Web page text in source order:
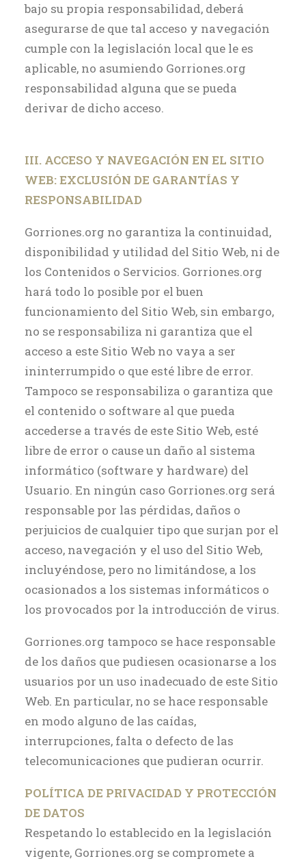
bajo su propia responsabilidad, deberá
asegurarse de que tal acceso y navegación
cumple con la legislación local que le es
aplicable, no asumiendo Gorriones.org
responsabilidad alguna que se pueda
derivar de dicho acceso.
III. ACCESO Y NAVEGACIÓN EN EL SITIO
WEB: EXCLUSIÓN DE GARANTÍAS Y
RESPONSABILIDAD
Gorriones.org no garantiza la continuidad,
disponibilidad y utilidad del Sitio Web, ni de
los Contenidos o Servicios. Gorriones.org
hará todo lo posible por el buen
funcionamiento del Sitio Web, sin embargo,
no se responsabiliza ni garantiza que el
acceso a este Sitio Web no vaya a ser
ininterrumpido o que esté libre de error.
Tampoco se responsabiliza o garantiza que
el contenido o software al que pueda
accederse a través de este Sitio Web, esté
libre de error o cause un daño al sistema
informático (software y hardware) del
Usuario. En ningún caso Gorriones.org será
responsable por las pérdidas, daños o
perjuicios de cualquier tipo que surjan por el
acceso, navegación y el uso del Sitio Web,
incluyéndose, pero no limitándose, a los
ocasionados a los sistemas informáticos o
los provocados por la introducción de virus.
Gorriones.org tampoco se hace responsable
de los daños que pudiesen ocasionarse a los
usuarios por un uso inadecuado de este Sitio
Web. En particular, no se hace responsable
en modo alguno de las caídas,
interrupciones, falta o defecto de las
telecomunicaciones que pudieran ocurrir.
POLÍTICA DE PRIVACIDAD Y PROTECCIÓN
DE DATOS
Respetando lo establecido en la legislación
vigente, Gorriones.org se compromete a